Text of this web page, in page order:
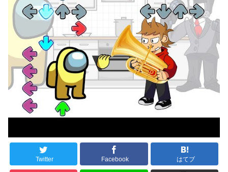
Twitter Facebook はてブ